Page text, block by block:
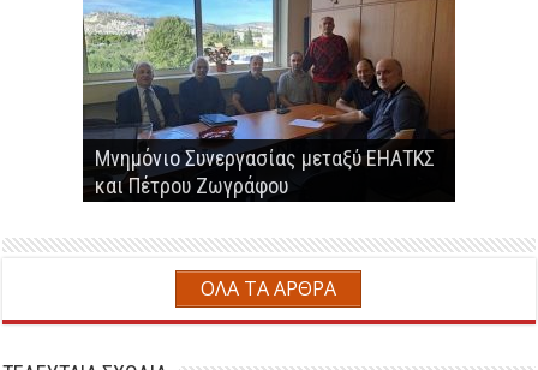
Ερευνητές εργαστηρίου του υπουργείου
ενέργειας των ΗΠΑ προτείνουν την
παράκαμψη του 2ου νόμου της
θερμοδυναμικής
Μνημόνιο Συνεργασίας μεταξύ ΕΗΑΤΚΣ
και Πέτρου Ζωγράφου
Επαναστατική Μέθοδος Παραγωγής
Συνθετικού Φυσικού Αερίου
Παραγωγή βιοαερίου-βιομεθανίου από
αναερόβια χώνευση αγροτο-
κτηνοτροφικών αποβλήτων
Ο Πέτρος Ζωγράφος παρουσίασε τον
αντιδραστήρα ψυχρής καύσης
ΟΛΑ ΤΑ ΑΡΘΡΑ